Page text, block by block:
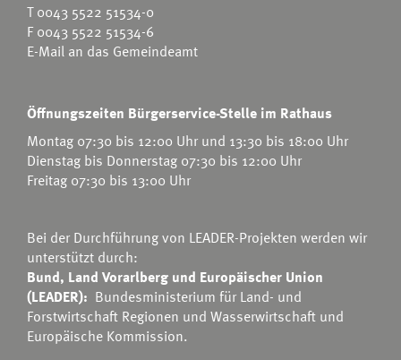
T0043 5522 51534-0
F 0043 5522 51534-6
E-Mail an das Gemeindeamt
Öffnungszeiten Bürgerservice-Stelle im Rathaus
Montag 07:30 bis 12:00 Uhr und 13:30 bis 18:00 Uhr
Dienstag bis Donnerstag 07:30 bis 12:00 Uhr
Freitag 07:30 bis 13:00 Uhr
Bei der Durchführung von LEADER-Projekten werden wir
unterstützt durch:
Bund, Land Vorarlberg und Europäischer Union
(LEADER): Bundesministerium für Land- und
Forstwirtschaft Regionen und Wasserwirtschaft und
Europäische Kommission.